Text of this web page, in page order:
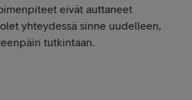
eivät auttaneet
yhteydessä sinne uudelleen,
tutkintaan.